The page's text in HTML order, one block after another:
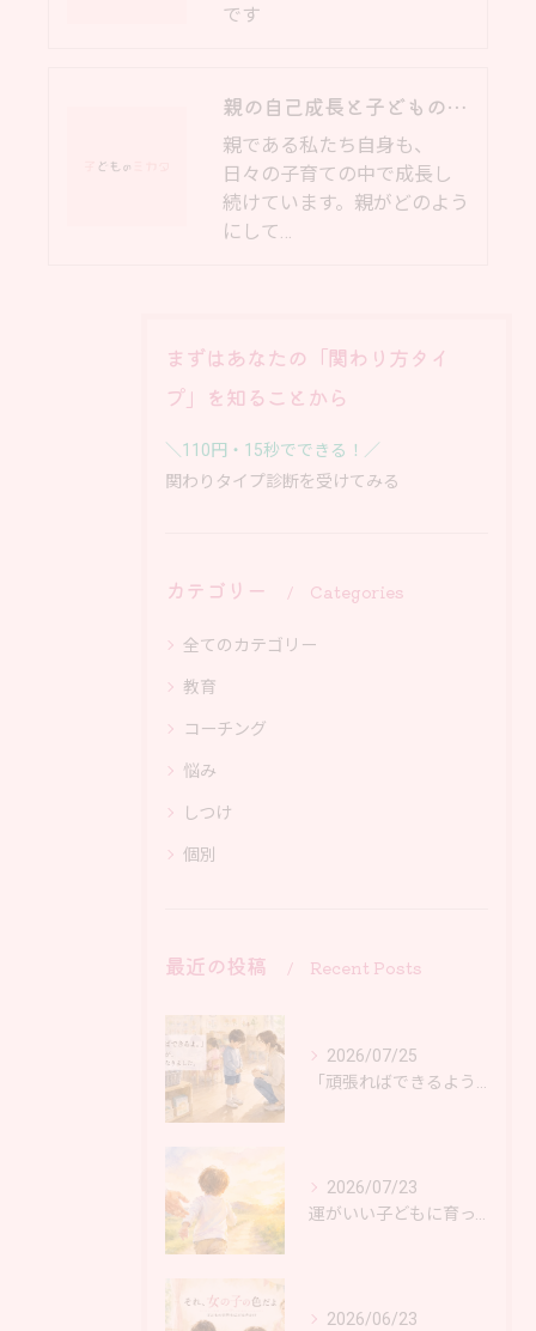
です
親の自己成長と子どもの発達
親である私たち自身も、
日々の子育ての中で成長し
続けています。親がどのよう
にして…
まずはあなたの「関わり方タイ
プ」を知ることから
＼110円・15秒でできる！／
関わりタイプ診断を受けてみる
カテゴリー Categories
全てのカテゴリー
教育
コーチング
悩み
しつけ
個別
最近の投稿 Recent Posts
2026/07/25
2026/07/23
2026/06/23